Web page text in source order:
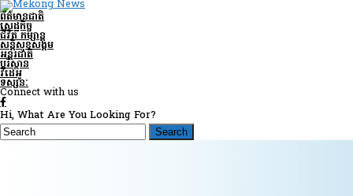
ព័ត៌មានជាតិ
សេដ្ឋកិច្ច
ជីវិត កម្សាន្ត
សន្តិសុខ​សង្គម
អន្តរជាតិ
បរិស្ថាន
វីដេអូ
ទស្សនៈ
Connect with us
Hi, What Are You Looking For?